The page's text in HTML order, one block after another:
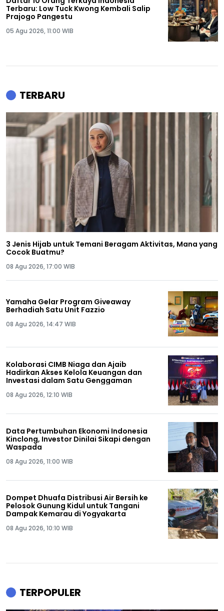
Terbaru: Low Tuck Kwong Kembali Salip
Prajogo Pangestu
05 Agu 2026, 11:00 WIB
TERBARU
3 Jenis Hijab untuk Temani Beragam Aktivitas, Mana yang
Cocok Buatmu?
08 Agu 2026, 17:00 WIB
Yamaha Gelar Program Giveaway
Berhadiah Satu Unit Fazzio
08 Agu 2026, 14:47 WIB
Kolaborasi CIMB Niaga dan Ajaib
Hadirkan Akses Kelola Keuangan dan
Investasi dalam Satu Genggaman
08 Agu 2026, 12:10 WIB
Data Pertumbuhan Ekonomi Indonesia
Kinclong, Investor Dinilai Sikapi dengan
Waspada
08 Agu 2026, 11:00 WIB
Dompet Dhuafa Distribusi Air Bersih ke
Pelosok Gunung Kidul untuk Tangani
Dampak Kemarau di Yogyakarta
08 Agu 2026, 10:10 WIB
TERPOPULER